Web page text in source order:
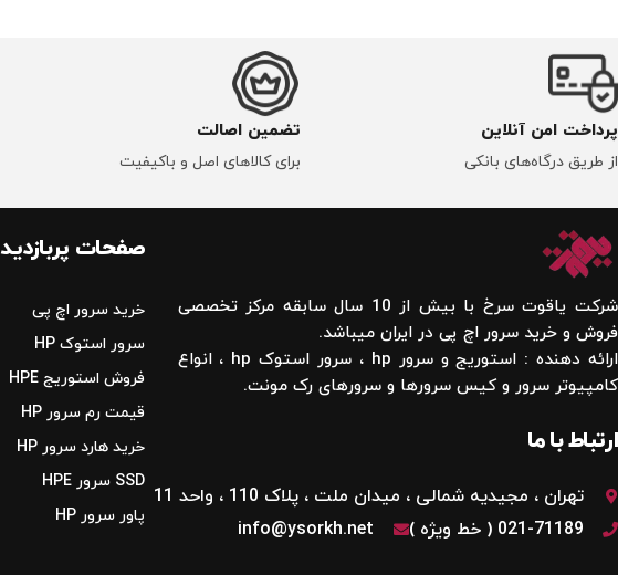
پرداخت امن آنلاین
از طریق درگاه‌های بانکی
تضمین اصالت
برای کالاهای اصل و باکیفیت
شرکت یاقوت سرخ با بیش از 10 سال سابقه مرکز تخصصی
فروش و خرید سرور اچ پی در ایران میباشد.
ارائه دهنده : استوریج و سرور hp ، سرور استوک hp ، انواع
کامپیوتر سرور و کیس سرورها و سرورهای رک مونت.
ارتباط با ما
تهران ، مجیدیه شمالی ، میدان ملت ، پلاک 110 ، واحد 11
021-71189 ( خط ویژه )
info@ysorkh.net
صفحات پربازدید
خرید سرور اچ پی
سرور استوک HP
فروش استوریج‌ HPE
قیمت رم سرور HP
خرید هارد سرور HP
SSD سرور HPE
پاور سرور HP